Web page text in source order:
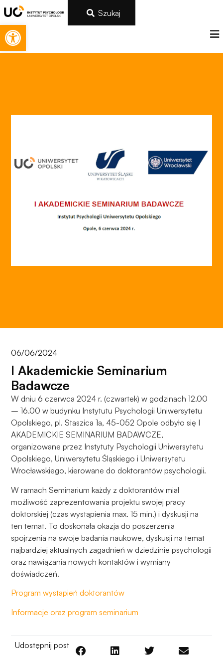
Otwórz pasek narzędzi
Szukaj
06/06/2024
I Akademickie Seminarium
Badawcze
W dniu 6 czerwca 2024 r. (czwartek) w godzinach 12.00
– 16.00 w budynku Instytutu Psychologii Uniwersytetu
Opolskiego, pl. Staszica 1a, 45-052 Opole odbyło się I
AKADEMICKIE SEMINARIUM BADAWCZE,
organizowane przez Instytuty Psychologii Uniwersytetu
Opolskiego, Uniwersytetu Śląskiego i Uniwersytetu
Wrocławskiego, kierowane do doktorantów psychologii.
W ramach Seminarium każdy z doktorantów miał
możliwość zaprezentowania projektu swojej pracy
doktorskiej (czas wystąpienia max. 15 min.) i dyskusji na
ten temat. To doskonała okazja do poszerzenia
spojrzenia na swoje badania naukowe, dyskusji na temat
najbardziej aktualnych zagadnień w dziedzinie psychologii
oraz nawiązania nowych kontaktów i wymiany
doświadczeń.
Program wystąpień doktorantów
Informacje oraz program seminarium
Udostępnij post
Konieczne
opcjonalne. Są
one potrzebne
do
funkcjonalność
na podstawie
używana.
Doświadczenie
Aby nasza
strona
internetowa
najlepiej
podczas
twojego
przejścia na nią.
Jeśli odrzucisz
te pliki cookie,
niektóre funkcje
Marketing
zainteresowania i